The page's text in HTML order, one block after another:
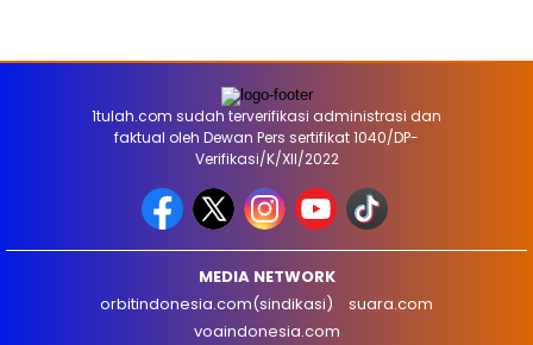
1tulah.com sudah terverifikasi administrasi dan
faktual oleh Dewan Pers sertifikat 1040/DP-
Verifikasi/K/XII/2022
MEDIA NETWORK
orbitindonesia.com(sindikasi)
suara.com
voaindonesia.com